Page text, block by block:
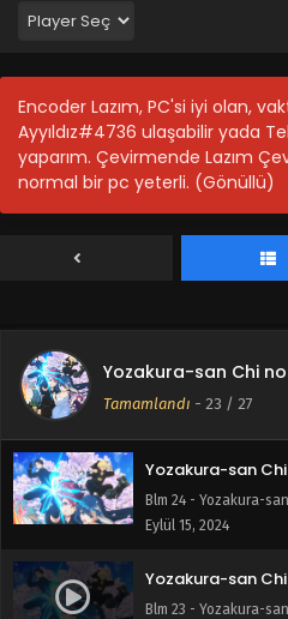
Encoder Lazım, PC'si iyi olan,
Ayyıldız#4736 ulaşabilir yada
yaparım. Çevirmende Lazım
normal bir pc yeterli. (Gönüllü)
Yozakura-san Chi
Tamamlandı - 23 / 27
Yozakura-san
Blm 27 - Yozakura-
Yozakura-san
Blm 26 - Yozakura-
Yozakura-san Chi
Yozakura-san
Blm 24 - Yozakura-
Eylül 15, 2024
Yozakura-san
Blm 23 - Yozakura-